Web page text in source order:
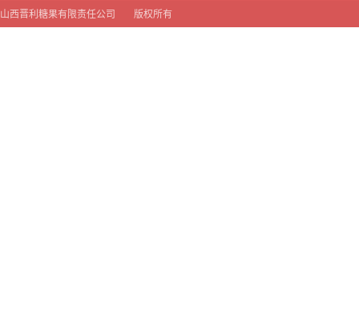
山西晋利糖果有限责任公司 版权所有